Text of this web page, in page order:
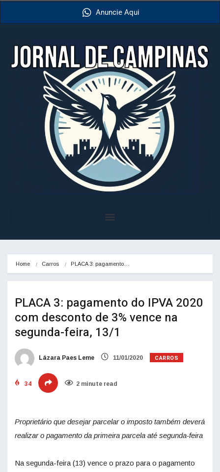
Anuncie Aqui
Home Carros PLACA 3: pagamento…
PLACA 3: pagamento do IPVA 2020
com desconto de 3% vence na
segunda-feira, 13/1
Lázara Paes Leme 11/01/2020 CARROS
34 2 minute read
Proprietário que desejar parcelar o imposto também deverá
realizar o pagamento da primeira parcela até segunda-feira
Na segunda-feira (13) vence o prazo para o pagamento